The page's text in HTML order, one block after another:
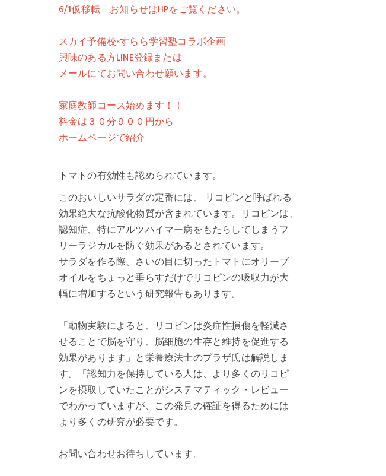
6/1仮移転 お知らせはHPをご覧ください。
スカイ予備校×すらら学習塾コラボ企画
興味のある方LINE登録または
メールにてお問い合わせ願います。
家庭教師コース始めます！！
料金は３０分９００円から
ホームページで紹介
トマトの有効性も認められています。
このおいしいサラダの定番には、 リコピンと呼ばれる
効果絶大な抗酸化物質が含まれています。リコピンは、
認知症、特にアルツハイマー病をもたらしてしまうフ
リーラジカルを防ぐ効果があるとされています。
サラダを作る際、さいの目に切ったトマトにオリーブ
オイルをちょっと垂らすだけでリコピンの吸収力が大
幅に増加するという研究報告もあります。
「動物実験によると、リコピンは炎症性損傷を軽減さ
せることで脳を守り、脳細胞の生存と維持を促進する
効果があります」と栄養療法士のプラザ氏は解説しま
す。「認知力を保持している人は、より多くのリコピ
ンを摂取していたことがシステマティック・レビュー
でわかっていますが、この発見の確証を得るためには
より多くの研究が必要です。
お問い合わせお待ちしています。